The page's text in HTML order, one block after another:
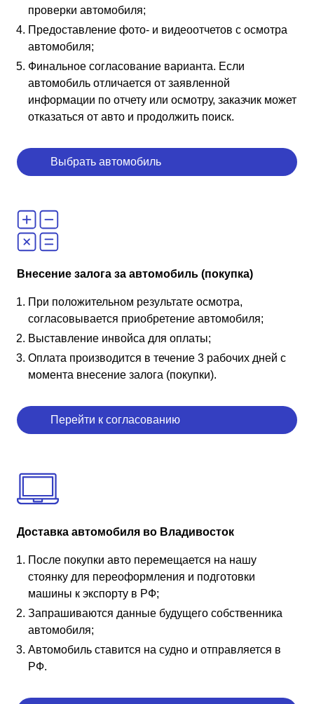
проверки автомобиля;
Предоставление фото- и видеоотчетов с осмотра
автомобиля;
Финальное согласование варианта. Если
автомобиль отличается от заявленной
информации по отчету или осмотру, заказчик может
отказаться от авто и продолжить поиск.
Выбрать автомобиль
Внесение залога за автомобиль (покупка)
При положительном результате осмотра,
согласовывается приобретение автомобиля;
Выставление инвойса для оплаты;
Оплата производится в течение 3 рабочих дней с
момента внесение залога (покупки).
Перейти к согласованию
Доставка автомобиля во Владивосток
После покупки авто перемещается на нашу
стоянку для переоформления и подготовки
машины к экспорту в РФ;
Запрашиваются данные будущего собственника
автомобиля;
Автомобиль ставится на судно и отправляется в
РФ.